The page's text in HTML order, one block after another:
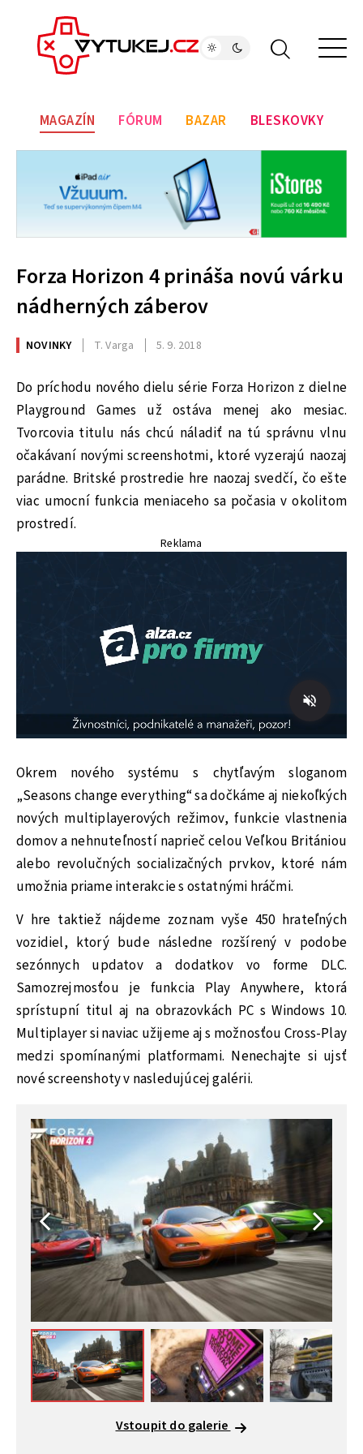
MAGAZÍN FÓRUM BAZAR BLESKOVKY
Forza Horizon 4 prináša novú várku
nádherných záberov
NOVINKY T. Varga 5. 9. 2018
Do príchodu nového dielu série Forza Horizon z dielne
Playground Games už ostáva menej ako mesiac.
Tvorcovia titulu nás chcú náladiť na tú správnu vlnu
očakávaní novými screenshotmi, ktoré vyzerajú naozaj
parádne. Britské prostredie hre naozaj svedčí, čo ešte
viac umocní funkcia meniaceho sa počasia v okolitom
prostredí.
Reklama
Okrem nového systému s chytľavým sloganom
„Seasons change everything“ sa dočkáme aj niekoľkých
nových multiplayerových režimov, funkcie vlastnenia
domov a nehnuteľností naprieč celou Veľkou Britániou
alebo revolučných socializačných prvkov, ktoré nám
umožnia priame interakcie s ostatnými hráčmi.
V hre taktiež nájdeme zoznam vyše 450 hrateľných
vozidiel, ktorý bude následne rozšírený v podobe
sezónnych updatov a dodatkov vo forme DLC.
Samozrejmosťou je funkcia Play Anywhere, ktorá
sprístupní titul aj na obrazovkách PC s Windows 10.
Multiplayer si naviac užijeme aj s možnosťou Cross-Play
medzi spomínanými platformami. Nenechajte si ujsť
nové screenshoty v nasledujúcej galérii.
Vstoupit do galerie